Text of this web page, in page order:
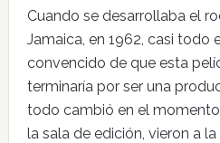
Cuando se desarrollaba el
Jamaica, en 1962, casi todo
convencido de que esta
terminaría por ser una
todo cambió en el
la sala de edición, vieron a